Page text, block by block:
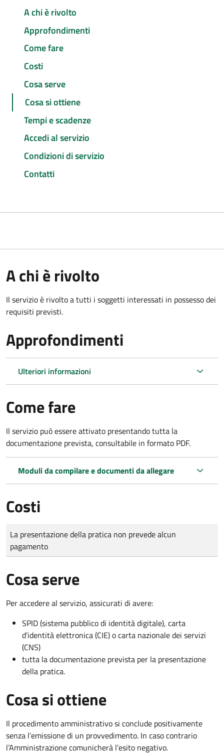
A chi è rivolto
Approfondimenti
Come fare
Costi
Cosa serve
Cosa si ottiene
Tempi e scadenze
Accedi al servizio
Condizioni di servizio
Contatti
A chi è rivolto
Il servizio è rivolto a tutti i soggetti interessati in possesso dei
requisiti previsti.
Approfondimenti
Ulteriori informazioni
Come fare
Il servizio può essere attivato presentando tutta la
documentazione prevista, consultabile in formato PDF.
Moduli da compilare e documenti da allegare
Costi
Tipo di pagamento
Importo
La presentazione della pratica non prevede alcun
pagamento
Cosa serve
Per accedere al servizio, assicurati di avere:
SPID (sistema pubblico di identità digitale), carta
d’identità elettronica (CIE) o carta nazionale dei servizi
(CNS)
tutta la documentazione prevista per la presentazione
della pratica.
Cosa si ottiene
Il procedimento amministrativo si conclude positivamente
senza l’emissione di un provvedimento. In caso contrario
l’Amministrazione comunicherà l’esito negativo.